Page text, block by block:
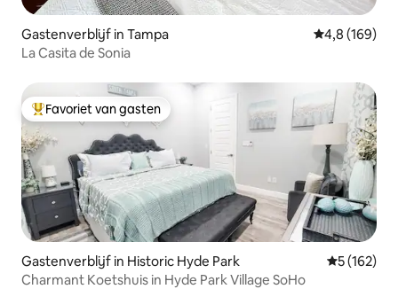
Gastenverblijf in Tampa Gemiddelde
4,8 (169)
La Casita de Sonia
Topfavoriet van gasten
Favoriet van gasten
Gastenverblijf in Historic Hyde Park
5 (162)
Charmant Koetshuis in Hyde Park Village SoHo